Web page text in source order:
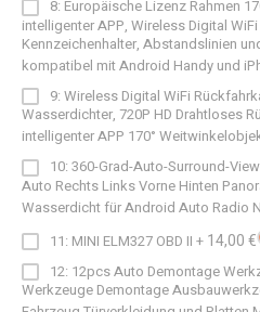
8: Europäische Lizenz Rahmen
intelligenter APP, Wireless Digital
Kennzeichenhalter, Abstandslinien
kompatibel mit Android Handy und
9: Wireless Digital WiFi
Wasserdichter, 720P HD Drahtloses
intelligenter APP 170°
10: 360-Grad-Auto-Surround-
Auto Rechts Links Vorne Hinten
Wasserdicht für Android Auto Radio
11: MINI ELM327 OBD II + 14,00 €
12: 12pcs Auto Demontage
Werkzeuge Demontage